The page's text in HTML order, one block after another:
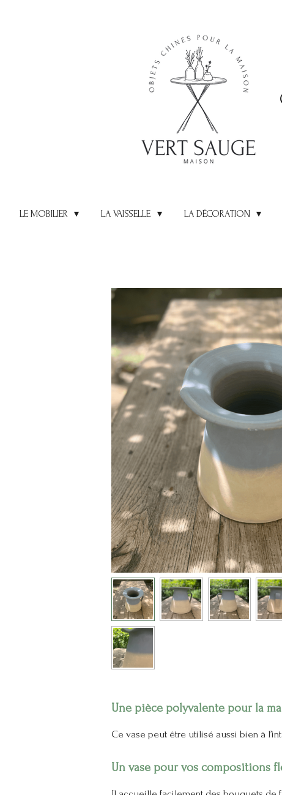
LE MOBILIER LA VAISSELLE LA DÉCORATION
Une pièce polyvalente pour la
Ce vase peut être utilisé aussi bien à
Un vase pour vos compositions